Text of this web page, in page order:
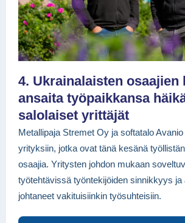
4. Ukrainalaisten osaajien
ansaita työpaikkansa
salolaiset yrittäjät
Metallipaja Stremet Oy ja softatalo
yrityksiin, jotka ovat tänä kesänä
osaajia. Yritysten johdon mukaan
työtehtävissä työntekijöiden sinnikkyys ja
johtaneet vakituisiinkin työsuhteisiin.